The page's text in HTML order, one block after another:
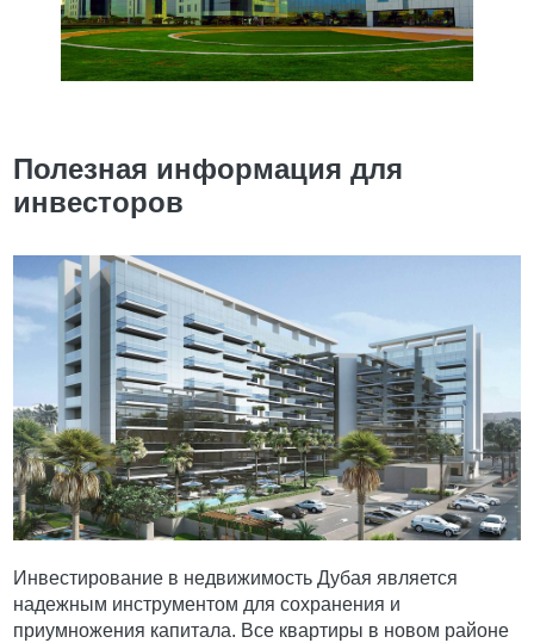
Полезная информация для
инвесторов
Инвестирование в недвижимость Дубая является
надежным инструментом для сохранения и
приумножения капитала. Все квартиры в новом районе